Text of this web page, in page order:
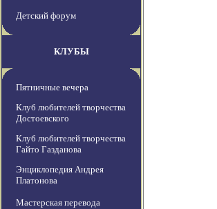
Детский форум
КЛУБЫ
Пятничные вечера
Клуб любителей творчества
Достоевского
Клуб любителей творчества
Гайто Газданова
Энциклопедия Андрея
Платонова
Мастерская перевода